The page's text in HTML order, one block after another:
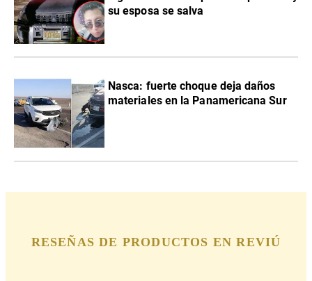
su esposa se salva
Nasca: fuerte choque deja daños
materiales en la Panamericana Sur